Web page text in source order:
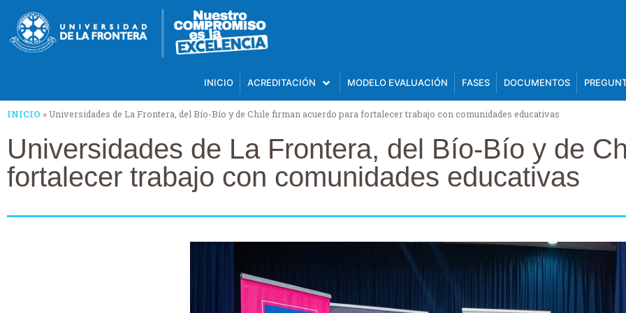
INICIO ACREDITACIÓN MODELO EVALUACIÓN FASES DOCUMENTOS
INICIO » Universidades de La Frontera, del Bío-Bío y de Chile firman acuerdo para fortalecer trabajo con comunidades educativas
Universidades de La Frontera, del Bío-Bío y de
fortalecer trabajo con comunidades educativas